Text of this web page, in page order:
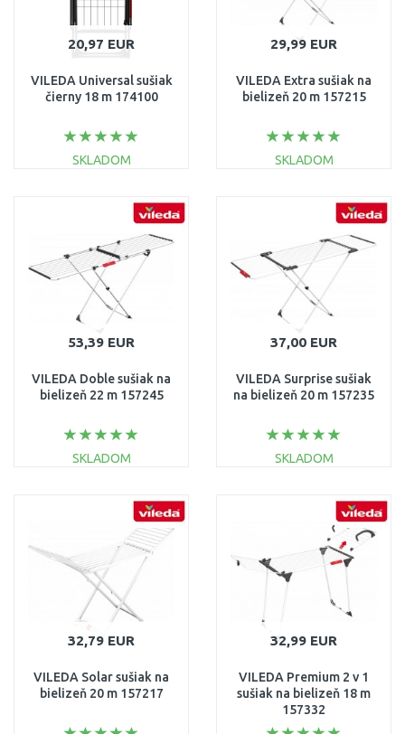
20,97 EUR
VILEDA Universal sušiak
čierny 18 m 174100
SKLADOM
29,99 EUR
VILEDA Extra sušiak na
bielizeň 20 m 157215
SKLADOM
53,39 EUR
VILEDA Doble sušiak na
bielizeň 22 m 157245
SKLADOM
37,00 EUR
VILEDA Surprise sušiak
na bielizeň 20 m 157235
SKLADOM
Porovnať
32,79 EUR
VILEDA Solar sušiak na
bielizeň 20 m 157217
32,99 EUR
VILEDA Premium 2 v 1
sušiak na bielizeň 18 m
157332